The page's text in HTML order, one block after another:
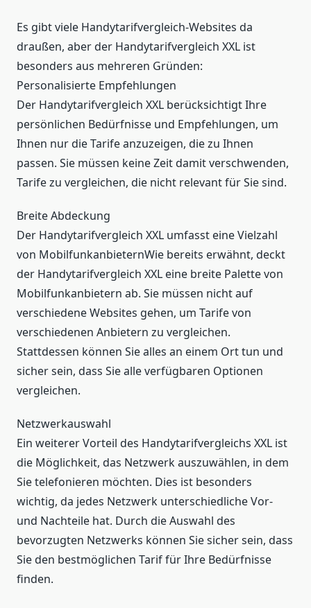
Es gibt viele Handytarifvergleich-Websites da
draußen, aber der Handytarifvergleich XXL ist
besonders aus mehreren Gründen:
Personalisierte Empfehlungen
Der Handytarifvergleich XXL berücksichtigt Ihre
persönlichen Bedürfnisse und Empfehlungen, um
Ihnen nur die Tarife anzuzeigen, die zu Ihnen
passen. Sie müssen keine Zeit damit verschwenden,
Tarife zu vergleichen, die nicht relevant für Sie sind.
Breite Abdeckung
Der Handytarifvergleich XXL umfasst eine Vielzahl
von MobilfunkanbieternWie bereits erwähnt, deckt
der Handytarifvergleich XXL eine breite Palette von
Mobilfunkanbietern ab. Sie müssen nicht auf
verschiedene Websites gehen, um Tarife von
verschiedenen Anbietern zu vergleichen.
Stattdessen können Sie alles an einem Ort tun und
sicher sein, dass Sie alle verfügbaren Optionen
vergleichen.
Netzwerkauswahl
Ein weiterer Vorteil des Handytarifvergleichs XXL ist
die Möglichkeit, das Netzwerk auszuwählen, in dem
Sie telefonieren möchten. Dies ist besonders
wichtig, da jedes Netzwerk unterschiedliche Vor-
und Nachteile hat. Durch die Auswahl des
bevorzugten Netzwerks können Sie sicher sein, dass
Sie den bestmöglichen Tarif für Ihre Bedürfnisse
finden.